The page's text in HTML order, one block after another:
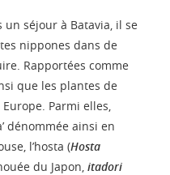
un séjour à Batavia, il se
nippones dans de
Rapportées comme
que les plantes de
Parmi elles,
dénommée ainsi en
l’hosta (Hosta
du Japon, itadori